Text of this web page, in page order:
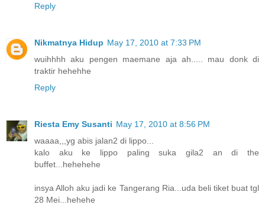
Reply
Nikmatnya Hidup May 17, 2010 at 7:33 PM
wuihhhh aku pengen maemane aja ah..... mau donk di
traktir hehehhe
Reply
Riesta Emy Susanti May 17, 2010 at 8:56 PM
waaaa,,,yg abis jalan2 di lippo...
kalo aku ke lippo paling suka gila2 an di the
buffet...hehehehe
insya Alloh aku jadi ke Tangerang Ria...uda beli tiket buat tgl
28 Mei...hehehe